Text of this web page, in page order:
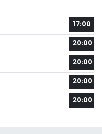
17:00
20:00
20:00
20:00
20:00